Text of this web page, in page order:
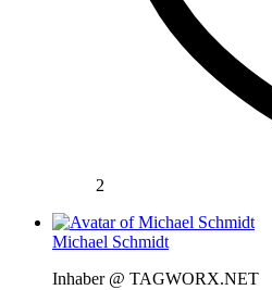
2
Michael Schmidt
Inhaber @ TAGWORX.NET